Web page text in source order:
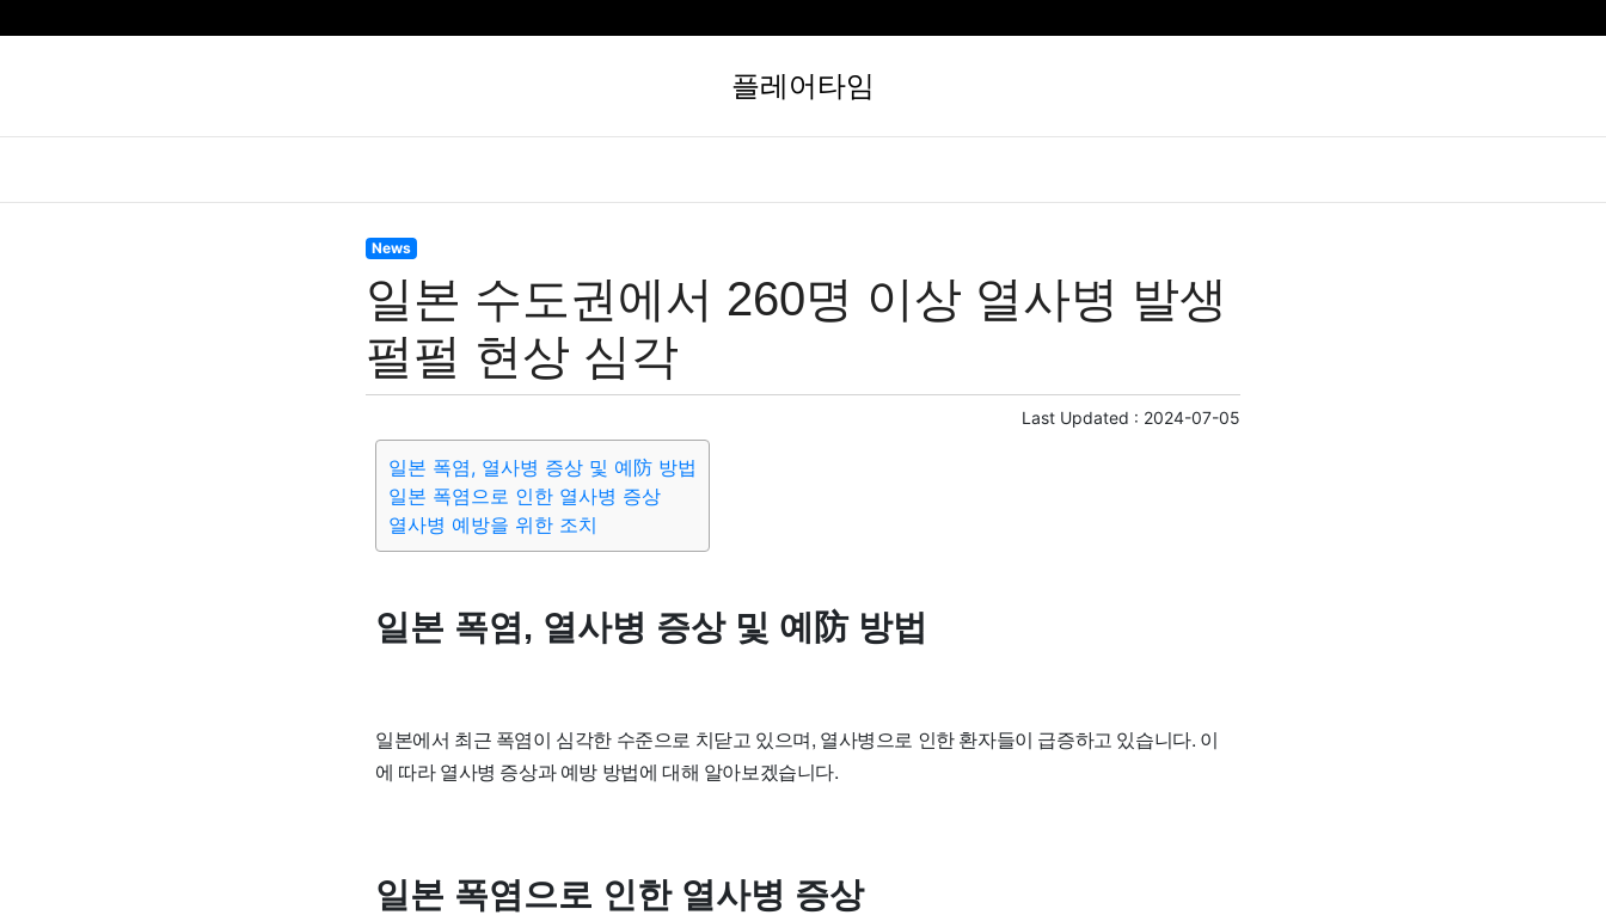
플레어타임
News
일본 수도권에서 260명 이상 열사병 발생
펄펄 현상 심각
Last Updated : 2024-07-05
일본 폭염, 열사병 증상 및 예防 방법
일본 폭염으로 인한 열사병 증상
열사병 예방을 위한 조치
일본 폭염, 열사병 증상 및 예防 방법
일본에서 최근 폭염이 심각한 수준으로 치닫고 있으며, 열사병으로 인한 환자들이 급증하고 있습니다. 이
에 따라 열사병 증상과 예방 방법에 대해 알아보겠습니다.
일본 폭염으로 인한 열사병 증상